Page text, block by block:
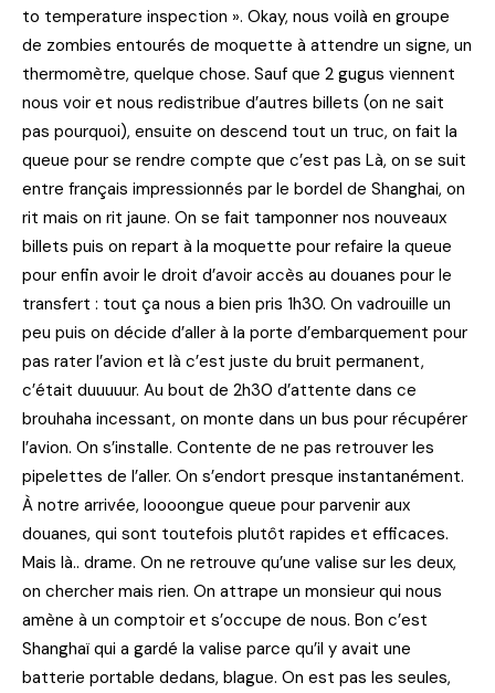
to temperature inspection ». Okay, nous voilà en groupe
de zombies entourés de moquette à attendre un signe, un
thermomètre, quelque chose. Sauf que 2 gugus viennent
nous voir et nous redistribue d’autres billets (on ne sait
pas pourquoi), ensuite on descend tout un truc, on fait la
queue pour se rendre compte que c’est pas Là, on se suit
entre français impressionnés par le bordel de Shanghai, on
rit mais on rit jaune. On se fait tamponner nos nouveaux
billets puis on repart à la moquette pour refaire la queue
pour enfin avoir le droit d’avoir accès au douanes pour le
transfert : tout ça nous a bien pris 1h30. On vadrouille un
peu puis on décide d’aller à la porte d’embarquement pour
pas rater l’avion et là c’est juste du bruit permanent,
c’était duuuuur. Au bout de 2h30 d’attente dans ce
brouhaha incessant, on monte dans un bus pour récupérer
l’avion. On s’installe. Contente de ne pas retrouver les
pipelettes de l’aller. On s’endort presque instantanément.
À notre arrivée, loooongue queue pour parvenir aux
douanes, qui sont toutefois plutôt rapides et efficaces.
Mais là.. drame. On ne retrouve qu’une valise sur les deux,
on chercher mais rien. On attrape un monsieur qui nous
amène à un comptoir et s’occupe de nous. Bon c’est
Shanghaï qui a gardé la valise parce qu’il y avait une
batterie portable dedans, blague. On est pas les seules,